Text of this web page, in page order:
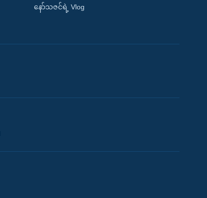
နော်သဇင်ရဲ့ Vlog